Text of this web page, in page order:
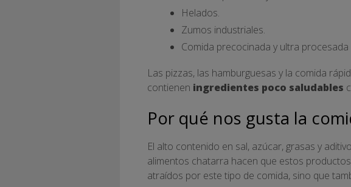
Helados.
Zumos industriales.
Comida precocinada y ultra procesada
Las pizzas, las hamburguesas y la comida
contienen ingredientes poco saludables
Por qué nos gusta la
El alto contenido en sal, azúcar, grasas y
alimentos chatarra hacen que estos
atraídos por este tipo de comida, sino que